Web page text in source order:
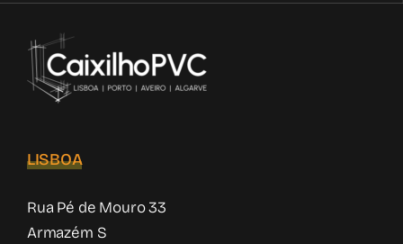
LISBOA
Rua Pé de Mouro 33
Armazém S